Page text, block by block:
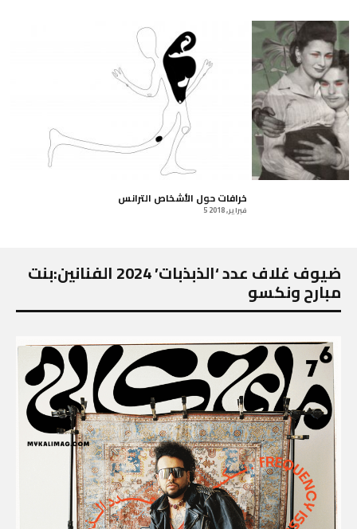
خرافات حول الأشخاص الترانس
5 فبراير, 2018
ضيوف غلاف عدد ‘الذبذبات’ 2024 الفنانين:بنت
مبارح ونكسو